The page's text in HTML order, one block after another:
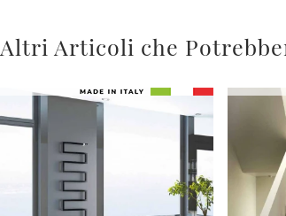
Altri Articoli che